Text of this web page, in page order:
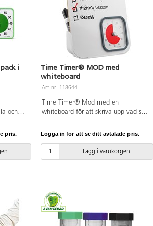
i
och
eller
en
pris.
Time Timer® MOD med
whiteboard
Art.nr: 118644
Time Timer® Mod med en
whiteboard för att skriva upp vad som
ingår. Timern behöver 1 AA-batteri,
Logga in för att se ditt avtalade pris.
Lägg i varukorgen